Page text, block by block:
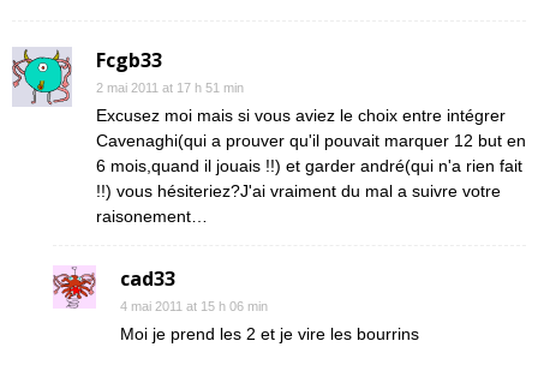
Fcgb33
2 mai 2011 at 17 h 51 min
Excusez moi mais si vous aviez le choix entre intégrer
Cavenaghi(qui a prouver qu'il pouvait marquer 12 but en
6 mois,quand il jouais !!) et garder andré(qui n'a rien fait
!!) vous hésiteriez?J'ai vraiment du mal a suivre votre
raisonement…
cad33
4 mai 2011 at 15 h 06 min
Moi je prend les 2 et je vire les bourrins